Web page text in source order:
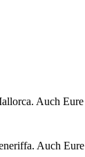
Auch
Auch